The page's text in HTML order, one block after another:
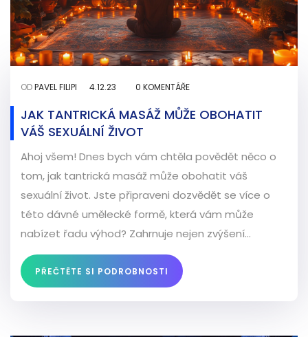
ODPAVEL FILIPI 4.12.23 0 KOMENTÁŘE
JAK TANTRICKÁ MASÁŽ MŮŽE OBOHATIT
VÁŠ SEXUÁLNÍ ŽIVOT
Ahoj všem! Dnes bych vám chtěla povědět něco o
tom, jak tantrická masáž může obohatit váš
sexuální život. Jste připraveni dozvědět se více o
této dávné umělecké formě, která vám může
nabízet řadu výhod? Zahrnuje nejen zvýšení
intenzity vašeho intimního života, ale také podporu
hravosti, komunikace a duchovního spojení s vaším
partnerem. Připravte se na fascinující cestu plnou
PŘEČTĚTE SI PODROBNOSTI